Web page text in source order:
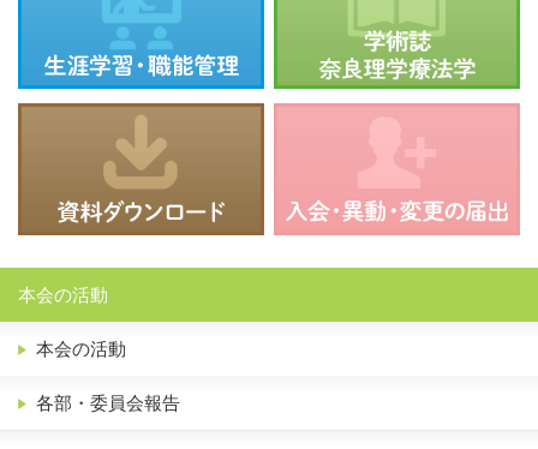
本会の活動
本会の活動
各部・委員会報告